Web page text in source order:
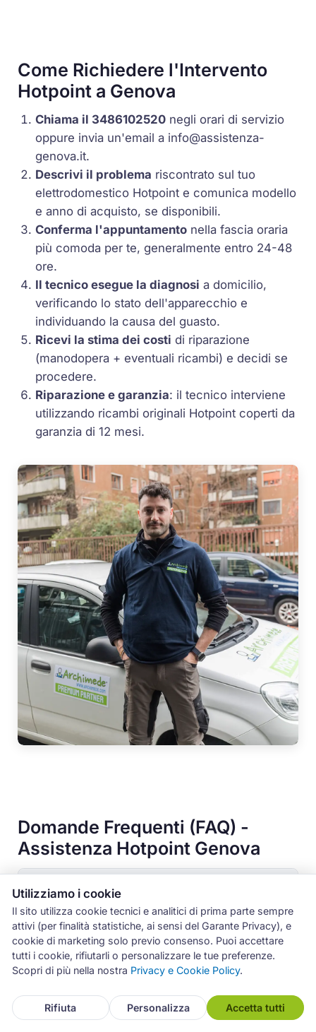
Come Richiedere l'Intervento
Hotpoint a Genova
Chiama il 3486102520 negli orari di servizio
oppure invia un'email a info@assistenza-
genova.it.
Descrivi il problema riscontrato sul tuo
elettrodomestico Hotpoint e comunica modello
e anno di acquisto, se disponibili.
Conferma l'appuntamento nella fascia oraria
più comoda per te, generalmente entro 24-48
ore.
Il tecnico esegue la diagnosi a domicilio,
verificando lo stato dell'apparecchio e
individuando la causa del guasto.
Ricevi la stima dei costi di riparazione
(manodopera + eventuali ricambi) e decidi se
procedere.
Riparazione e garanzia: il tecnico interviene
utilizzando ricambi originali Hotpoint coperti da
garanzia di 12 mesi.
Domande Frequenti (FAQ) -
Assistenza Hotpoint Genova
1. Quanto costa l'assistenza per una
lavatrice Hotpoint a Genova?
2. ARCHIMEDE ripara tutti i modelli di
elettrodomestici Hotpoint?
3. È possibile richiedere un intervento
Utilizziamo i cookie
Il sito utilizza cookie tecnici e analitici di prima parte sempre
attivi (per finalità statistiche, ai sensi del Garante Privacy), e
cookie di marketing solo previo consenso. Puoi accettare
tutti i cookie, rifiutarli o personalizzare le tue preferenze.
Scopri di più nella nostra Privacy e Cookie Policy.
Rifiuta Personalizza Accetta tutti